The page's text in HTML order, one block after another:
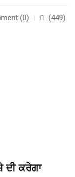
(0) (449)
ਕਰੇਗਾ